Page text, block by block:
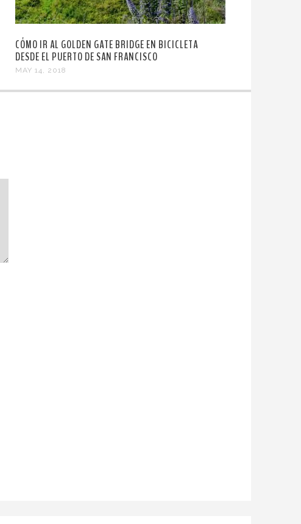
CÓMO IR AL GOLDEN GATE BRIDGE EN BICICLETA
DESDE EL PUERTO DE SAN FRANCISCO
MAY 14, 2018